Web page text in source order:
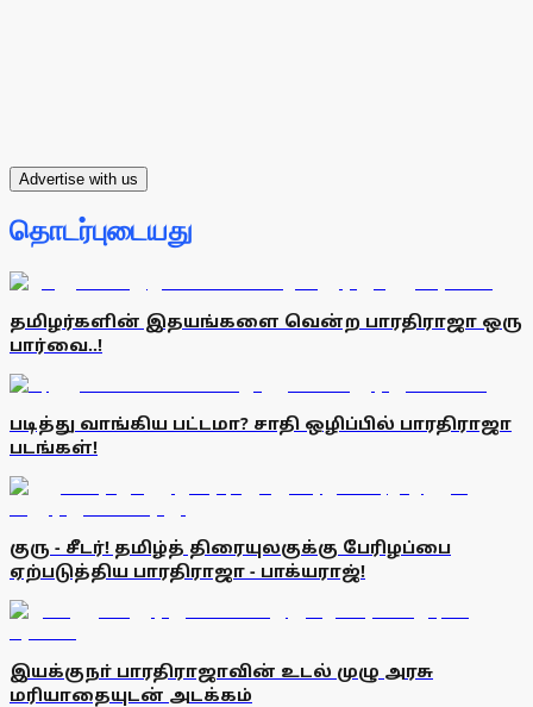
Advertise with us
தொடர்புடையது
தமிழர்களின் இதயங்களை வென்ற பாரதிராஜா ஒரு
பார்வை..!
படித்து வாங்கிய பட்டமா? சாதி ஒழிப்பில் பாரதிராஜா
படங்கள்!
குரு - சீடர்! தமிழ்த் திரையுலகுக்கு பேரிழப்பை
ஏற்படுத்திய பாரதிராஜா - பாக்யராஜ்!
இயக்குநா் பாரதிராஜாவின் உடல் முழு அரசு
மரியாதையுடன் அடக்கம்